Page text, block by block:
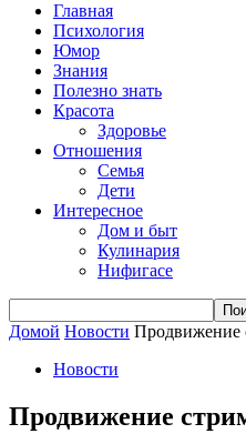
Главная
Психология
Юмор
Знания
Полезно знать
Красота
Здоровье
Отношения
Семья
Дети
Интересное
Дом и быт
Кулинария
Нифигасе
Домой Новости Продвижение
Новости
Продвижение